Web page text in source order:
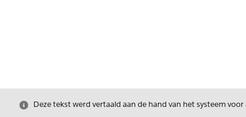
Sluiten
Deze tekst werd vertaald aan de hand van het systeem